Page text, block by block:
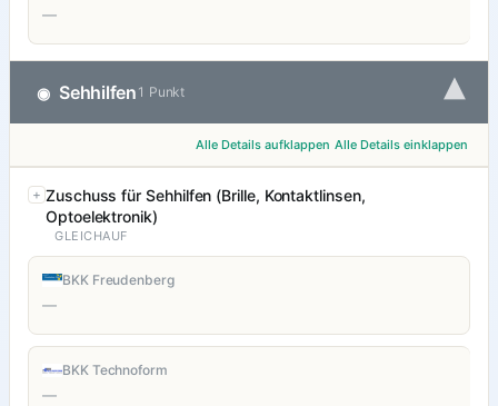
—
◉ Sehhilfen 1 Punkt ▾
Alle Details aufklappen Alle Details einklappen
Zuschuss für Sehhilfen (Brille, Kontaktlinsen,
Optoelektronik)
GLEICHAUF
BKK Freudenberg
—
BKK Technoform
—